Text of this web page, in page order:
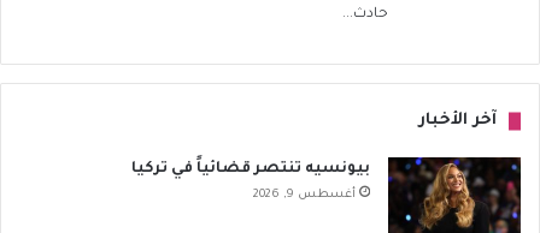
حادث...
آخر الأخبار
بيونسيه تنتصر قضائياً في تركيا
أغسطس 9, 2026